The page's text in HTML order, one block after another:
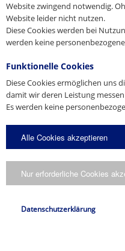
Website zwingend notwendig.
Website leider nicht nutzen.
Diese Cookies werden bei
werden keine
Funktionelle Cookies
Diese Cookies ermöglichen uns
damit wir deren Leistung
Es werden keine
Alle Cookies akzeptieren
Nur erforderliche Cookies
Datenschutzerklärung